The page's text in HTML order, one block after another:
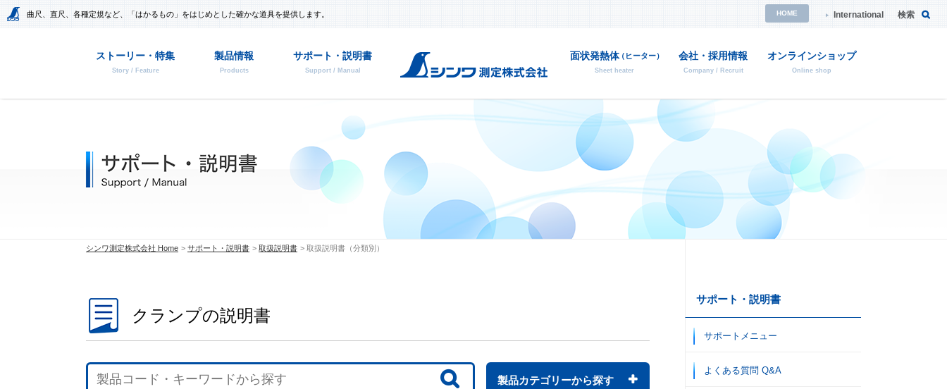
曲尺、直尺、各種定規など、「はかるもの」をはじめとした確かな道具を提供します。 HOME International 検索
ストーリー・特集
Story / Feature
製品情報
Products
部品・消耗品の検索 校正証明について
ご依頼方法や詳細はこちら
コンベックス・
サポート・説明書
Support / Manual
特注品のご案内
ご依頼方法や詳細はこちら
面状発熱体（ヒーター）
Sheet heater
会社・採用情報
Company / Recruit
オンラインショップ
Online shop
シンワ測定株式会社 Home サポート・説明書 取扱説明書 取扱説明書（分類別）
クランプの説明書
製品カテゴリーから探す
サポート・説明書
サポートメニュー
よくある質問 Q&A